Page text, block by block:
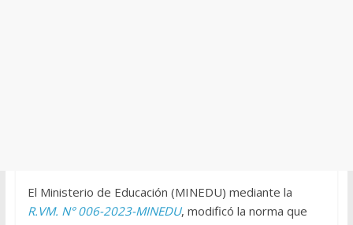
El Ministerio de Educación (MINEDU) mediante la
R.VM. N° 006-2023-MINEDU, modificó la norma que